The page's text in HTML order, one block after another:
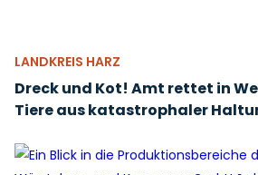
LANDKREIS HARZ
Dreck und Kot! Amt rettet in
Tiere aus katastrophaler